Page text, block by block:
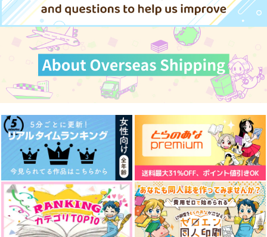
サンプル
作品詳細
サンプル
作品詳細
サンプル
作品詳細
なんにも起きない日7
そらまめごはん
1,100円（税込）
カリム・アルアジーム
やや小さい絵の本
そらまめごはん
990円（税込）
カリム・アルアジーム
すこし小さい絵の本
そらまめごはん
990円（税込）
カリム・アルアジーム